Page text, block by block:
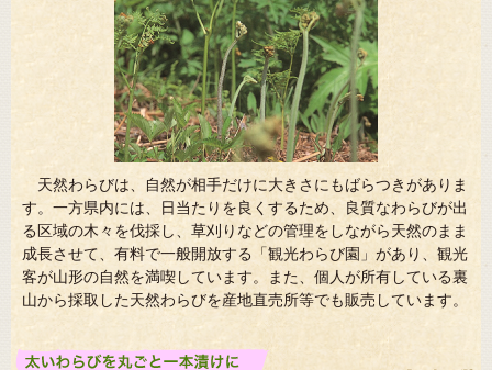
天然わらびは、自然が相手だけに大きさにもばらつきがありま
す。一方県内には、日当たりを良くするため、良質なわらびが出
る区域の木々を伐採し、草刈りなどの管理をしながら天然のまま
成長させて、有料で一般開放する「観光わらび園」があり、観光
客が山形の自然を満喫しています。また、個人が所有している裏
山から採取した天然わらびを産地直売所等でも販売しています。